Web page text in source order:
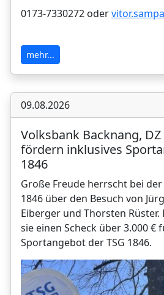
0173-7330272 oder
mehr...
09.08.2026
Volksbank Backnang,
fördern inklusives
1846
Große Freude herrscht bei der
1846 über den Besuch von
Eiberger und Thorsten
sie einen Scheck über 3.000 €
Sportangebot der TSG 1846.